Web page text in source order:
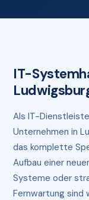
IT-
Als IT-
Unternehmen in
das komplette
Aufbau einer
Systeme oder
Fernwartung sind